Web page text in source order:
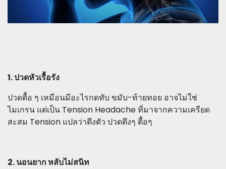
1. ปวดหัวเรื้อรัง
ปวดตื้อ ๆ เหมือนมีอะไรกดทับ ขมับ-ท้ายทอย อาจไม่ใช่
ไมเกรน แต่เป็น Tension Headache ที่มาจากความเครียด
สะสม Tension แปลว่าตึงตัว ปวดตึงๆ ตื้อๆ
2. นอนยาก หลับไม่สนิท